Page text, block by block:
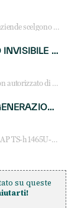
HP ProBook: 5 motivi per cui le aziende scelgono i notebook business HP per migliorare produttività, sicurezza e gestione dell’AI.
SHADOW AI: IL RISCHIO INVISIBILE CHE LE AZIENDE POSSONO GOVERNARE
Shadow AI riguardo l’impiego non autorizzato di sistemi AI all’interno dell’azienda. E’ una pratica che si diffonde a partire dai dipendenti fino ai dirigenti e mette a repentaglio la cybersecurity, con costi più elevati per le organizzazioni. Due recenti report illustrano il fenomeno e forniscono dati in merito
NAS QNAP DI NUOVA GENERAZIONE: PIÙ PRESTAZIONI, SCALABILITÀ E PROTEZIONE DEI DATI PER LE INFRASTRUTTURE IT MODERNE
Scopri la nuova gamma NAS QNAP TS-h1465U-RP, TS-h1065eU e TS-h665U: storage aziendale con ZFS, DDR5, E1.S NVMe e connettività 2.5GbE per backup, virtualizzazione e cybersecurity.
su queste